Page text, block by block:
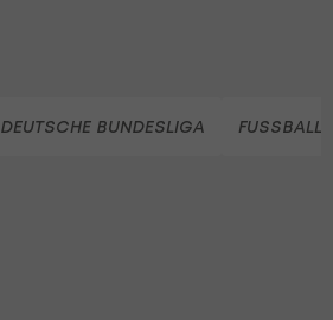
DEUTSCHE BUNDESLIGA FUSSBALL